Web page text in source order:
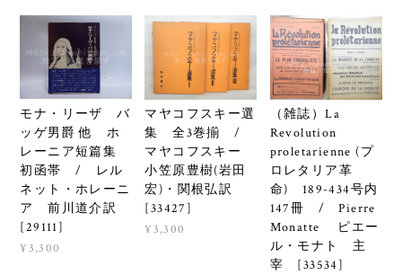
モナ・リーザ バ
ッゲ男爵 他 ホ
レーニア短篇集
初函帯 / レル
ネット・ホレーニ
ア 前川道介訳
[29111]
¥3,300
マヤコフスキー選
集 全3巻揃 /
マヤコフスキー
小笠原豊樹(岩田
宏)・関根弘訳
[33427]
¥3,300
（雑誌）La
Revolution
proletarienne (プ
ロレタリア革
命) 189-434号内
147冊 / Pierre
Monatte ピエー
ル・モナト 主
宰 [33534]